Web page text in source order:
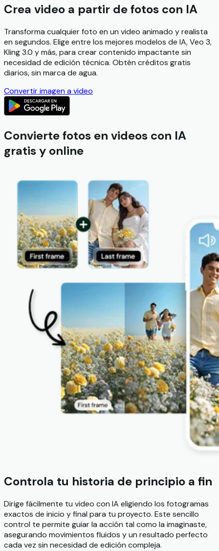
Crea video a partir de fotos con IA
Transforma cualquier foto en un video animado y realista
en segundos. Elige entre los mejores modelos de IA, Veo 3,
Kling 3.0 y más, para crear contenido impactante sin
necesidad de edición técnica. Obtén créditos gratis
diarios, sin marca de agua.
Convertir imagen a video
Convierte fotos en videos con IA
gratis y online
Controla tu historia de principio a fin
Dirige fácilmente tu video con IA eligiendo los fotogramas
exactos de inicio y final para tu proyecto. Este sencillo
control te permite guiar la acción tal como la imaginaste,
asegurando movimientos fluidos y un resultado perfecto
cada vez sin necesidad de edición compleja.